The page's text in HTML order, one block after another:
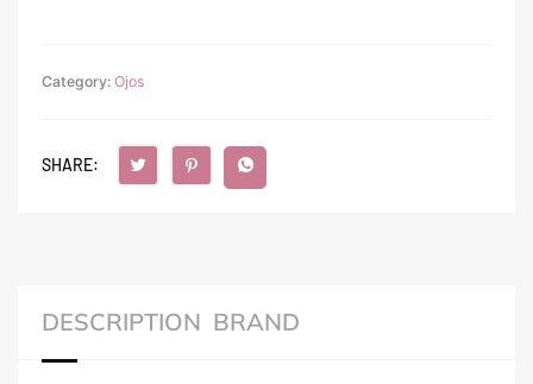
Category: Ojos
SHARE:
DESCRIPTION BRAND